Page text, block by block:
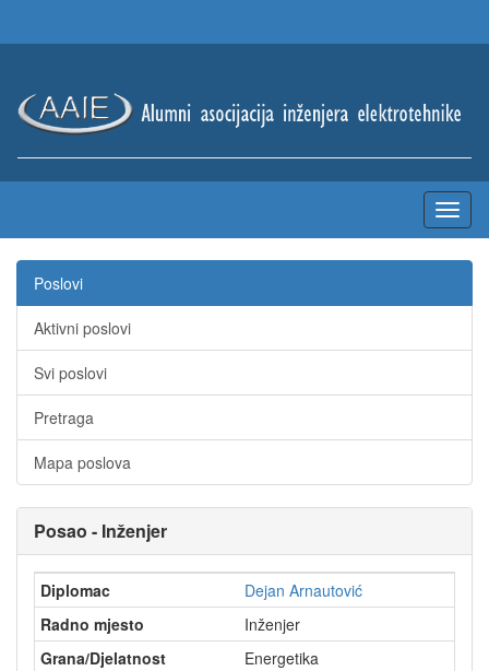
Poslovi
Aktivni poslovi
Svi poslovi
Pretraga
Mapa poslova
Posao - Inženjer
Diplomac
Dejan Arnautović
Radno mjesto
Inženjer
Grana/Djelatnost
Energetika